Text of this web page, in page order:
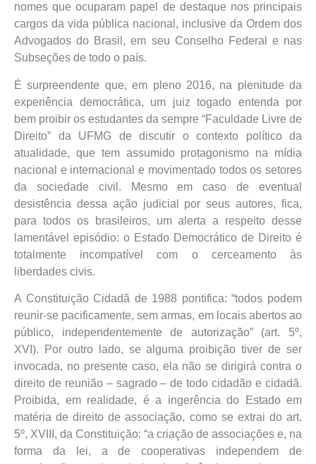
nomes que ocuparam papel de destaque nos principais
cargos da vida pública nacional, inclusive da Ordem dos
Advogados do Brasil, em seu Conselho Federal e nas
Subseções de todo o país.
É surpreendente que, em pleno 2016, na plenitude da
experiência democrática, um juiz togado entenda por
bem proibir os estudantes da sempre “Faculdade Livre de
Direito” da UFMG de discutir o contexto político da
atualidade, que tem assumido protagonismo na mídia
nacional e internacional e movimentado todos os setores
da sociedade civil. Mesmo em caso de eventual
desistência dessa ação judicial por seus autores, fica,
para todos os brasileiros, um alerta a respeito desse
lamentável episódio: o Estado Democrático de Direito é
totalmente incompatível com o cerceamento às
liberdades civis.
A Constituição Cidadã de 1988 pontifica: “todos podem
reunir-se pacificamente, sem armas, em locais abertos ao
público, independentemente de autorização” (art. 5º,
XVI). Por outro lado, se alguma proibição tiver de ser
invocada, no presente caso, ela não se dirigirá contra o
direito de reunião – sagrado – de todo cidadão e cidadã.
Proibida, em realidade, é a ingerência do Estado em
matéria de direito de associação, como se extrai do art.
5º, XVIII, da Constituição: “a criação de associações e, na
forma da lei, a de cooperativas independem de